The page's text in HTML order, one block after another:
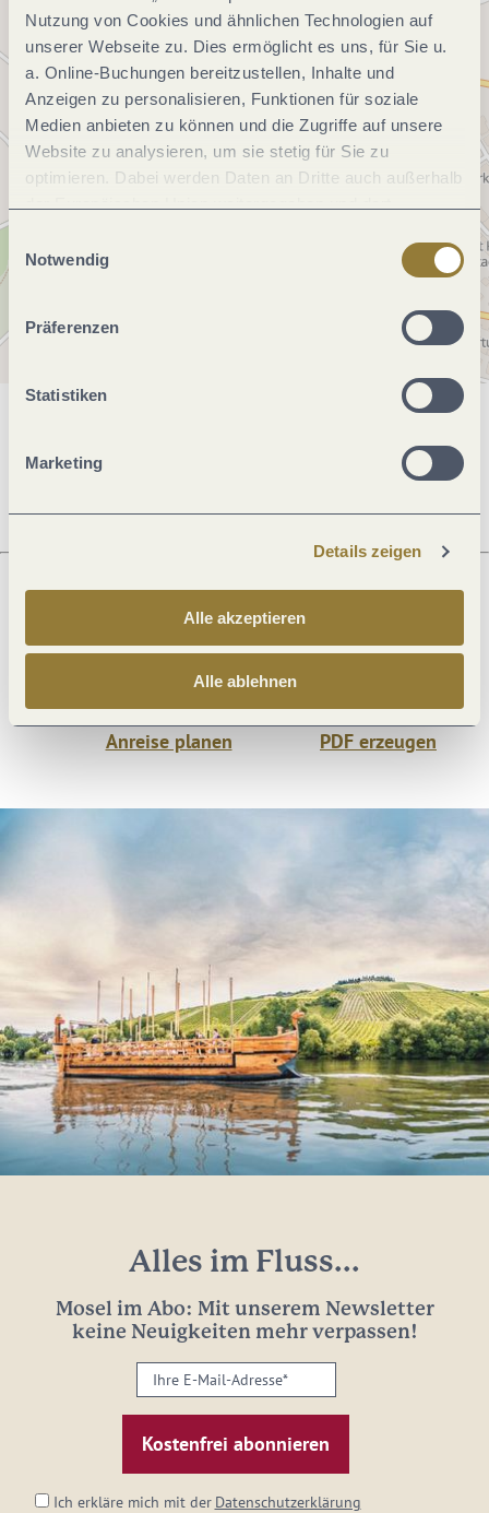
Nutzung von Cookies und ähnlichen Technologien auf
unserer Webseite zu. Dies ermöglicht es uns, für Sie u.
a. Online-Buchungen bereitzustellen, Inhalte und
Anzeigen zu personalisieren, Funktionen für soziale
Medien anbieten zu können und die Zugriffe auf unsere
Website zu analysieren, um sie stetig für Sie zu
optimieren. Dabei werden Daten an Dritte auch außerhalb
jederzeit widerrufen werden. Mit der Auswahl "Alle
ablehnen" kann es zu Beeinträchtigungen in der Nutzung
Notwendig
Präferenzen
Statistiken
Marketing
Details zeigen
Alle akzeptieren
Alle ablehnen
Was möchtest du als nächstes tun?
Anreise planen PDF erzeugen
Alles im Fluss...
Mosel im Abo: Mit unserem Newsletter
keine Neuigkeiten mehr verpassen!
Ihre
E-
Mail-
Adresse:
Ich erkläre mich mit der Datenschutzerklärung